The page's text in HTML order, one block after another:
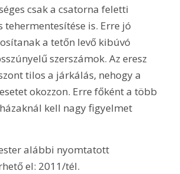
csak a csatorna feletti
tehermentesítése is. Erre jó
a tetőn levő kibúvó
szerszámok. Az eresz
tilos a járkálás, nehogy a
okozzon. Erre főként a több
kell nagy figyelmet
alábbi nyomtatott
el: 2011/tél.